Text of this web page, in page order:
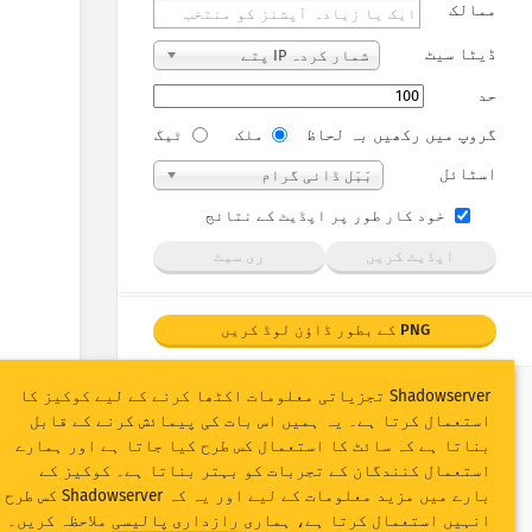
ممالک
ڈیٹا سیٹ شمار کردہ IP پتے
حد
گروپ میں رکھیں بہ لحاظ
ملک ٹیگ
اسٹائل بَبَل ڈائی گرام
خود کار طور پر اپڈیٹ کے نتائج
اپڈیٹ کریں ری سیٹ
PNG کے بطور ڈاؤن لوڈ کریں
Shadowserver تجزیاتی معلومات اکٹھا کرنے کے لیے کوکیز کا
استعمال کرتا ہے۔ یہ ہمیں اس بات کی پیمائش کرنے کے قابل
بناتا ہے کہ سائٹ کا استعمال کس طرح کیا جاتا ہے اور ہمارے
استعمال کنندگان کے تجربات کو بہتر بناتا ہے۔ کوکیز کے
بارے میں مزید معلومات کے لیے اور یہ کہ Shadowserver کس طرح
انہیں استعمال کرتا ہے، ہماری رازداری پالیسی ملاحظہ کریں۔